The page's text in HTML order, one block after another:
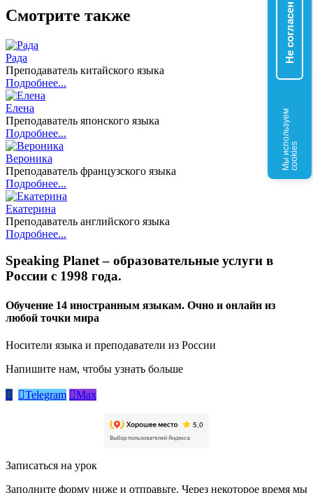
М
ы
и
сп
о
л
ь
з
у
е
м
c
o
o
k
i
es
Не согласен
Смотрите также
Рада
Преподаватель китайского языка
Подробнее...
Елена
Преподаватель японского языка
Подробнее...
Вероника
Преподаватель французского языка
Подробнее...
Екатерина
Преподаватель английского языка
Подробнее...
Speaking Planet – образовательные услуги в
России с 1998 года.
Обучение 14 иностранным языкам. Очно и онлайн из
любой точки мира
Носители языка и преподаватели из России
Напишите нам, чтобы узнать больше
 Telegram Max
Записаться на урок
Заполните форму ниже и отправьте. Через некоторое время мы